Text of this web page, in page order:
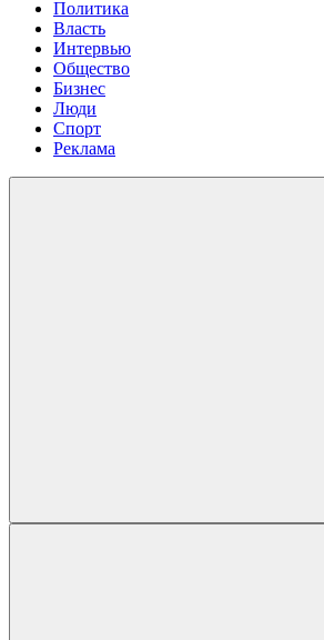
Политика
Власть
Интервью
Общество
Бизнес
Люди
Спорт
Реклама